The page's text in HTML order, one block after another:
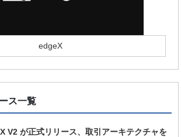
edgeX
ス一覧
V2 が正式リリース、取引アーキテクチャを